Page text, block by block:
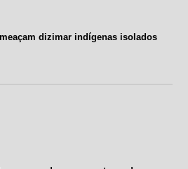
dizimar indígenas isolados